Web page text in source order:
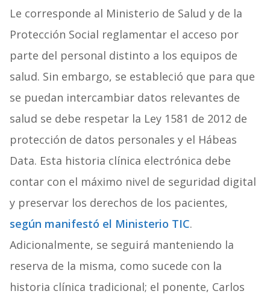
Le corresponde al Ministerio de Salud y de la
Protección Social reglamentar el acceso por
parte del personal distinto a los equipos de
salud. Sin embargo, se estableció que para que
se puedan intercambiar datos relevantes de
salud se debe respetar la Ley 1581 de 2012 de
protección de datos personales y el Hábeas
Data. Esta historia clínica electrónica debe
contar con el máximo nivel de seguridad digital
y preservar los derechos de los pacientes,
según manifestó el Ministerio TIC.
Adicionalmente, se seguirá manteniendo la
reserva de la misma, como sucede con la
historia clínica tradicional; el ponente, Carlos